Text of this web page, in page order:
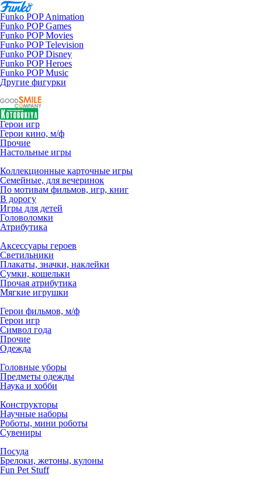
Funko POP Animation
Funko POP Games
Funko POP Movies
Funko POP Television
Funko POP Disney
Funko POP Heroes
Funko POP Music
Другие фигурки
Герои игр
Герои кино, м/ф
Прочие
Настольные игры
Коллекционные карточные игры
Семейные, для вечеринок
По мотивам фильмов, игр, книг
В дорогу
Игры для детей
Головоломки
Атрибутика
Аксессуары героев
Светильники
Плакаты, значки, наклейки
Сумки, кошельки
Прочая атрибутика
Мягкие игрушки
Герои фильмов, м/ф
Герои игр
Символ года
Прочие
Одежда
Головные уборы
Предметы одежды
Наука и хобби
Конструкторы
Научные наборы
Роботы, мини роботы
Сувениры
Посуда
Брелоки, жетоны, кулоны
Fun Pet Stuff